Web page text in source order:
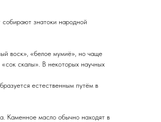
знатоки народной
воск», «белое мумиё», но чаще
скалы». В некоторых научных
естественным путём в
Каменное масло обычно находят в